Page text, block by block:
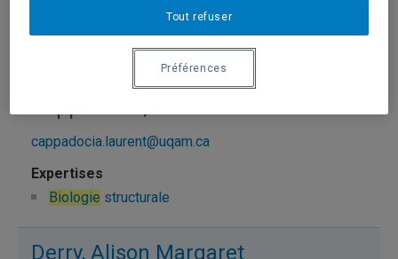
moléculaire
cappadocia.laurent@uqam.ca
Biologie structurale
Derry, Alison Margaret
Tout refuser
Préférences